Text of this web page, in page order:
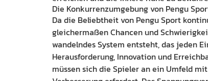
Die Konkurrenzumgebung von Pengu
Da die Beliebtheit von Pengu Sport
gleichermaßen Chancen und
wandelndes System entsteht, das jeden
Herausforderung, Innovation und
müssen sich die Spieler an ein Umfeld